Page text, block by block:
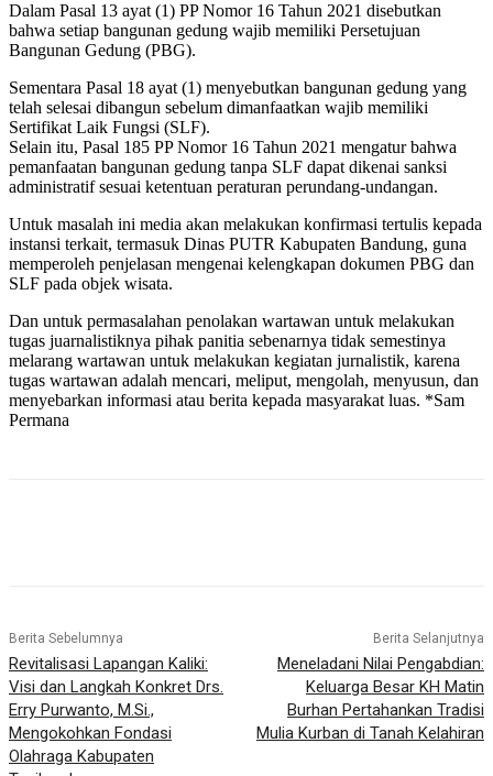
Dalam Pasal 13 ayat (1) PP Nomor 16 Tahun 2021 disebutkan
bahwa setiap bangunan gedung wajib memiliki Persetujuan
Bangunan Gedung (PBG).
Sementara Pasal 18 ayat (1) menyebutkan bangunan gedung yang
telah selesai dibangun sebelum dimanfaatkan wajib memiliki
Sertifikat Laik Fungsi (SLF).
Selain itu, Pasal 185 PP Nomor 16 Tahun 2021 mengatur bahwa
pemanfaatan bangunan gedung tanpa SLF dapat dikenai sanksi
administratif sesuai ketentuan peraturan perundang-undangan.
Untuk masalah ini media akan melakukan konfirmasi tertulis kepada
instansi terkait, termasuk Dinas PUTR Kabupaten Bandung, guna
memperoleh penjelasan mengenai kelengkapan dokumen PBG dan
SLF pada objek wisata.
Dan untuk permasalahan penolakan wartawan untuk melakukan
tugas juarnalistiknya pihak panitia sebenarnya tidak semestinya
melarang wartawan untuk melakukan kegiatan jurnalistik, karena
tugas wartawan adalah mencari, meliput, mengolah, menyusun, dan
menyebarkan informasi atau berita kepada masyarakat luas. *Sam
Permana
Berita Sebelumnya
Revitalisasi Lapangan Kaliki:
Visi dan Langkah Konkret Drs.
Erry Purwanto, M.Si.,
Mengokohkan Fondasi
Olahraga Kabupaten
Berita Selanjutnya
Meneladani Nilai Pengabdian:
Keluarga Besar KH Matin
Burhan Pertahankan Tradisi
Mulia Kurban di Tanah Kelahiran